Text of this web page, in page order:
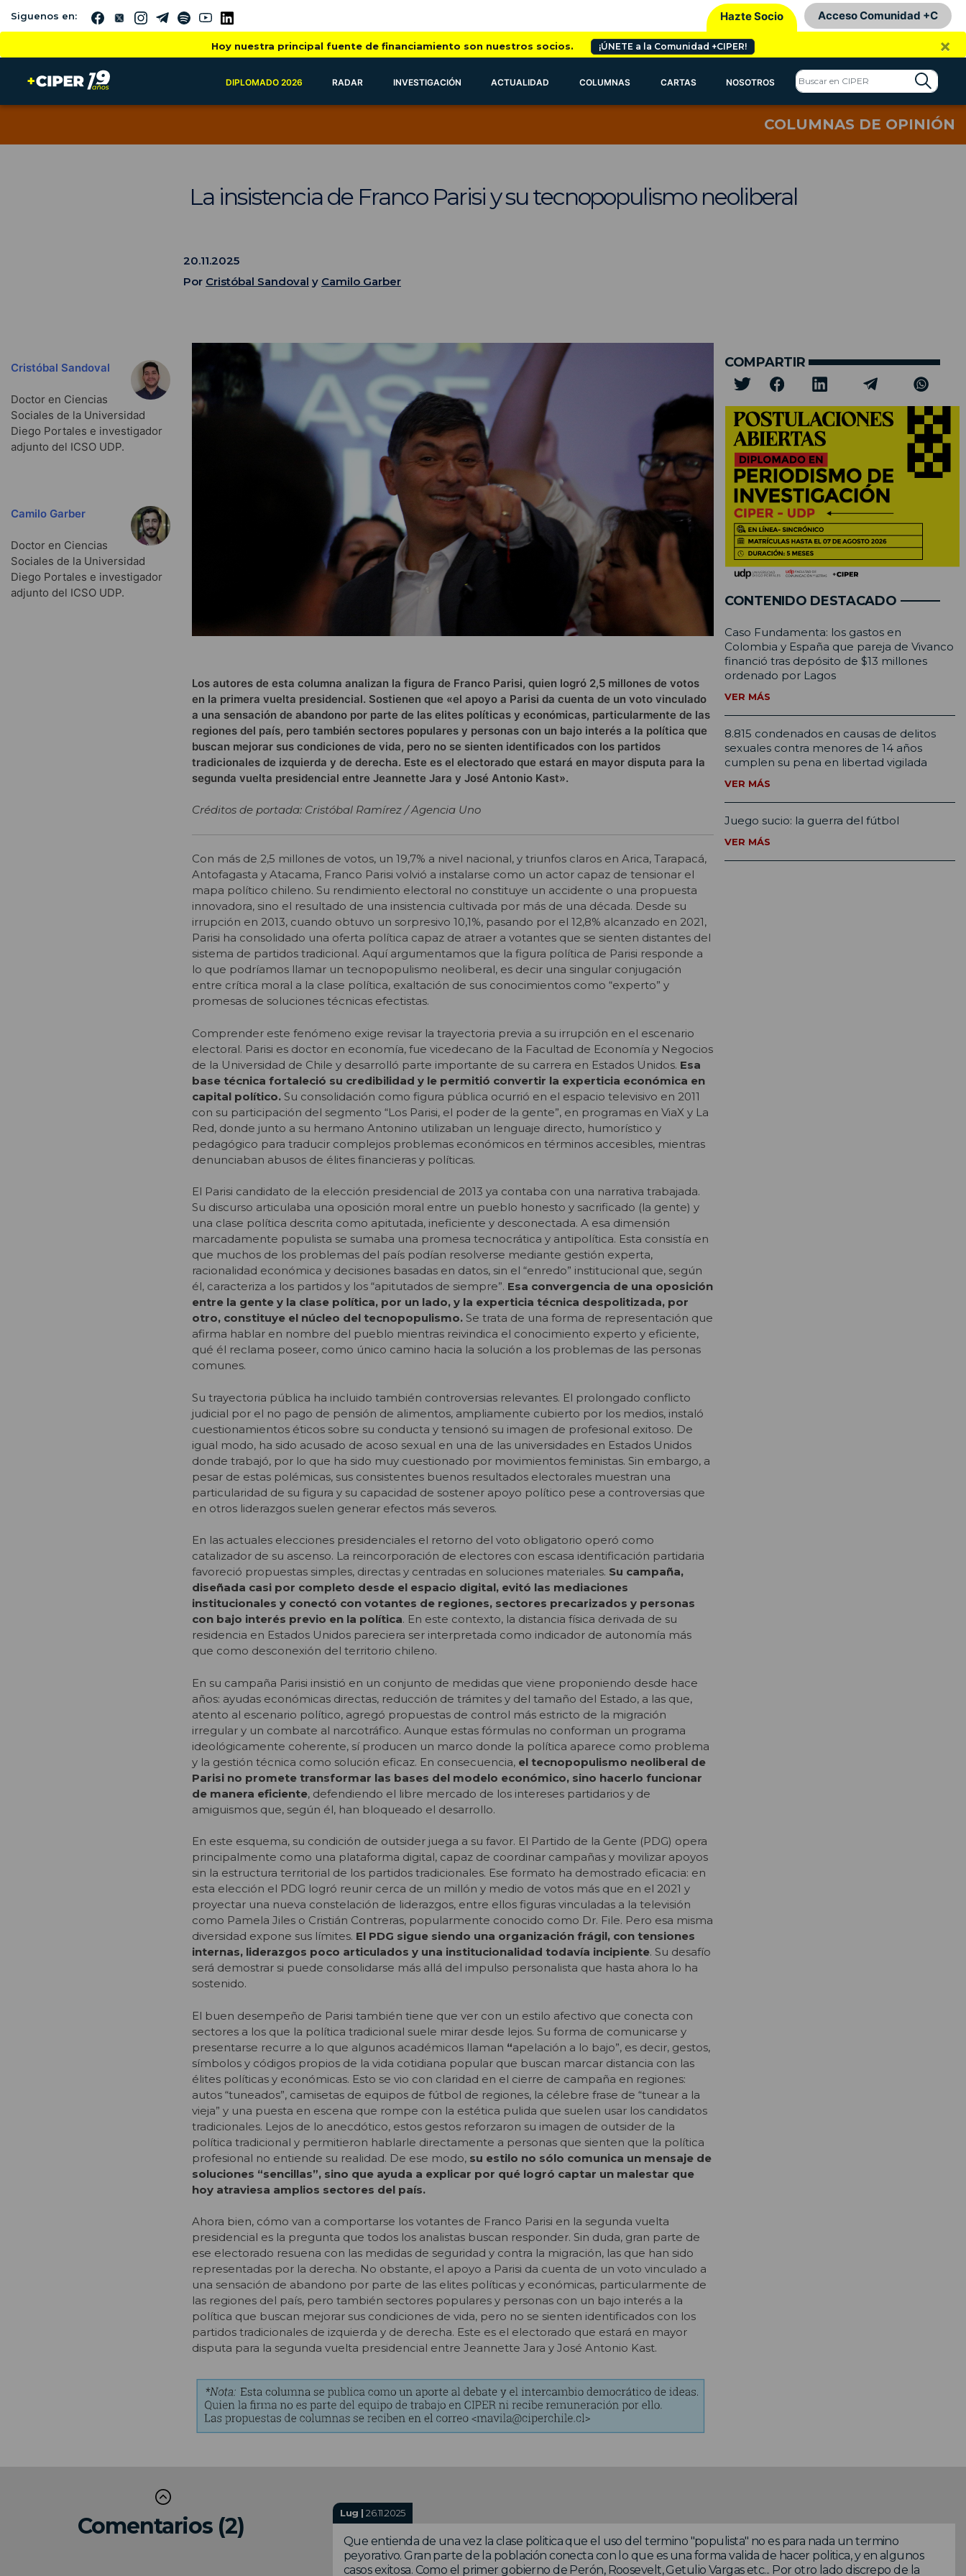
Siguenos en: Hazte Socio Acceso Comunidad +C
Hoy nuestra principal fuente de financiamiento son nuestros socios. ¡ÚNETE a la Comunidad +CIPER! ×
DIPLOMADO 2026 RADAR INVESTIGACIÓN ACTUALIDAD COLUMNAS CARTAS NOSOTROS
COLUMNAS DE OPINIÓN
La insistencia de Franco Parisi y su tecnopopulismo neoliberal
20.11.2025
Por Cristóbal Sandoval y Camilo Garber
Cristóbal Sandoval
Doctor en Ciencias
Sociales de la Universidad
Diego Portales e investigador
adjunto del ICSO UDP.
Camilo Garber
Doctor en Ciencias
Sociales de la Universidad
Diego Portales e investigador
adjunto del ICSO UDP.
Los autores de esta columna analizan la figura de Franco Parisi, quien logró 2,5 millones de votos
en la primera vuelta presidencial. Sostienen que «el apoyo a Parisi da cuenta de un voto vinculado
a una sensación de abandono por parte de las elites políticas y económicas, particularmente de las
regiones del país, pero también sectores populares y personas con un bajo interés a la política que
buscan mejorar sus condiciones de vida, pero no se sienten identificados con los partidos
tradicionales de izquierda y de derecha. Este es el electorado que estará en mayor disputa para la
segunda vuelta presidencial entre Jeannette Jara y José Antonio Kast».
Créditos de portada: Cristóbal Ramírez / Agencia Uno
Con más de 2,5 millones de votos, un 19,7% a nivel nacional, y triunfos claros en Arica, Tarapacá,
Antofagasta y Atacama, Franco Parisi volvió a instalarse como un actor capaz de tensionar el
mapa político chileno. Su rendimiento electoral no constituye un accidente o una propuesta
innovadora, sino el resultado de una insistencia cultivada por más de una década. Desde su
irrupción en 2013, cuando obtuvo un sorpresivo 10,1%, pasando por el 12,8% alcanzado en 2021,
Parisi ha consolidado una oferta política capaz de atraer a votantes que se sienten distantes del
sistema de partidos tradicional. Aquí argumentamos que la figura política de Parisi responde a
lo que podríamos llamar un tecnopopulismo neoliberal, es decir una singular conjugación
entre crítica moral a la clase política, exaltación de sus conocimientos como “experto” y
promesas de soluciones técnicas efectistas.
Comprender este fenómeno exige revisar la trayectoria previa a su irrupción en el escenario
electoral. Parisi es doctor en economía, fue vicedecano de la Facultad de Economía y Negocios
de la Universidad de Chile y desarrolló parte importante de su carrera en Estados Unidos. Esa
base técnica fortaleció su credibilidad y le permitió convertir la experticia económica en
capital político. Su consolidación como figura pública ocurrió en el espacio televisivo en 2011
con su participación del segmento “Los Parisi, el poder de la gente”, en programas en ViaX y La
Red, donde junto a su hermano Antonino utilizaban un lenguaje directo, humorístico y
pedagógico para traducir complejos problemas económicos en términos accesibles, mientras
denunciaban abusos de élites financieras y políticas.
El Parisi candidato de la elección presidencial de 2013 ya contaba con una narrativa trabajada.
Su discurso articulaba una oposición moral entre un pueblo honesto y sacrificado (la gente) y
una clase política descrita como apitutada, ineficiente y desconectada. A esa dimensión
marcadamente populista se sumaba una promesa tecnocrática y antipolítica. Esta consistía en
que muchos de los problemas del país podían resolverse mediante gestión experta,
racionalidad económica y decisiones basadas en datos, sin el “enredo” institucional que, según
él, caracteriza a los partidos y los “apitutados de siempre”. Esa convergencia de una oposición
entre la gente y la clase política, por un lado, y la experticia técnica despolitizada, por
otro, constituye el núcleo del tecnopopulismo. Se trata de una forma de representación que
afirma hablar en nombre del pueblo mientras reivindica el conocimiento experto y eficiente,
qué él reclama poseer, como único camino hacia la solución a los problemas de las personas
comunes.
Su trayectoria pública ha incluido también controversias relevantes. El prolongado conflicto
judicial por el no pago de pensión de alimentos, ampliamente cubierto por los medios, instaló
cuestionamientos éticos sobre su conducta y tensionó su imagen de profesional exitoso. De
igual modo, ha sido acusado de acoso sexual en una de las universidades en Estados Unidos
donde trabajó, por lo que ha sido muy cuestionado por movimientos feministas. Sin embargo, a
pesar de estas polémicas, sus consistentes buenos resultados electorales muestran una
particularidad de su figura y su capacidad de sostener apoyo político pese a controversias que
en otros liderazgos suelen generar efectos más severos.
En las actuales elecciones presidenciales el retorno del voto obligatorio operó como
catalizador de su ascenso. La reincorporación de electores con escasa identificación partidaria
favoreció propuestas simples, directas y centradas en soluciones materiales. Su campaña,
diseñada casi por completo desde el espacio digital, evitó las mediaciones
institucionales y conectó con votantes de regiones, sectores precarizados y personas
con bajo interés previo en la política. En este contexto, la distancia física derivada de su
residencia en Estados Unidos pareciera ser interpretada como indicador de autonomía más
que como desconexión del territorio chileno.
En su campaña Parisi insistió en un conjunto de medidas que viene proponiendo desde hace
años: ayudas económicas directas, reducción de trámites y del tamaño del Estado, a las que,
atento al escenario político, agregó propuestas de control más estricto de la migración
irregular y un combate al narcotráfico. Aunque estas fórmulas no conforman un programa
ideológicamente coherente, sí producen un marco donde la política aparece como problema
y la gestión técnica como solución eficaz. En consecuencia, el tecnopopulismo neoliberal de
Parisi no promete transformar las bases del modelo económico, sino hacerlo funcionar
de manera eficiente, defendiendo el libre mercado de los intereses partidarios y de
amiguismos que, según él, han bloqueado el desarrollo.
En este esquema, su condición de outsider juega a su favor. El Partido de la Gente (PDG) opera
principalmente como una plataforma digital, capaz de coordinar campañas y movilizar apoyos
sin la estructura territorial de los partidos tradicionales. Ese formato ha demostrado eficacia: en
esta elección el PDG logró reunir cerca de un millón y medio de votos más que en el 2021 y
proyectar una nueva constelación de liderazgos, entre ellos figuras vinculadas a la televisión
como Pamela Jiles o Cristián Contreras, popularmente conocido como Dr. File. Pero esa misma
diversidad expone sus límites. El PDG sigue siendo una organización frágil, con tensiones
internas, liderazgos poco articulados y una institucionalidad todavía incipiente. Su desafío
será demostrar si puede consolidarse más allá del impulso personalista que hasta ahora lo ha
sostenido.
El buen desempeño de Parisi también tiene que ver con un estilo afectivo que conecta con
sectores a los que la política tradicional suele mirar desde lejos. Su forma de comunicarse y
presentarse recurre a lo que algunos académicos llaman “apelación a lo bajo”, es decir, gestos,
símbolos y códigos propios de la vida cotidiana popular que buscan marcar distancia con las
élites políticas y económicas. Esto se vio con claridad en el cierre de campaña en regiones:
autos “tuneados”, camisetas de equipos de fútbol de regiones, la célebre frase de “tunear a la
vieja” y una puesta en escena que rompe con la estética pulida que suelen usar los candidatos
tradicionales. Lejos de lo anecdótico, estos gestos reforzaron su imagen de outsider de la
política tradicional y permitieron hablarle directamente a personas que sienten que la política
profesional no entiende su realidad. De ese modo, su estilo no sólo comunica un mensaje de
soluciones “sencillas”, sino que ayuda a explicar por qué logró captar un malestar que
hoy atraviesa amplios sectores del país.
Ahora bien, cómo van a comportarse los votantes de Franco Parisi en la segunda vuelta
presidencial es la pregunta que todos los analistas buscan responder. Sin duda, gran parte de
ese electorado resuena con las medidas de seguridad y contra la migración, las que han sido
representadas por la derecha. No obstante, el apoyo a Parisi da cuenta de un voto vinculado a
una sensación de abandono por parte de las elites políticas y económicas, particularmente de
las regiones del país, pero también sectores populares y personas con un bajo interés a la
política que buscan mejorar sus condiciones de vida, pero no se sienten identificados con los
partidos tradicionales de izquierda y de derecha. Este es el electorado que estará en mayor
disputa para la segunda vuelta presidencial entre Jeannette Jara y José Antonio Kast.
COMPARTIR
CONTENIDO DESTACADO
Caso Fundamenta: los gastos en
Colombia y España que pareja de Vivanco
financió tras depósito de $13 millones
ordenado por Lagos
VER MÁS
8.815 condenados en causas de delitos
sexuales contra menores de 14 años
cumplen su pena en libertad vigilada
VER MÁS
Juego sucio: la guerra del fútbol
VER MÁS
Comentarios (2) Lug |26.11.2025
Que entienda de una vez la clase politica que el uso del termino "populista" no es para nada un termino
peyorativo. Gran parte de la población conecta con lo que es una forma valida de hacer politica, y en algunos
casos exitosa. Como el primer gobierno de Perón, Roosevelt, Getulio Vargas etc... Por otro lado discrepo de la